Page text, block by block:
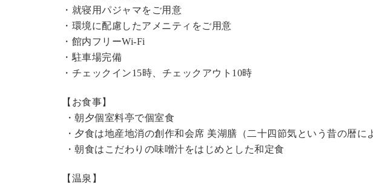
・就寝用パジャマをご用意
・環境に配慮したアメニティをご用意
・館内フリーWi-Fi
・駐車場完備
・チェックイン15時、チェックアウト10時
【お食事】
・朝夕個室料亭で個室食
・夕食は地産地消の創作和会席 美湖膳（二十四節気という昔の暦に
・朝食はこだわりの味噌汁をはじめとした和定食
【温泉】